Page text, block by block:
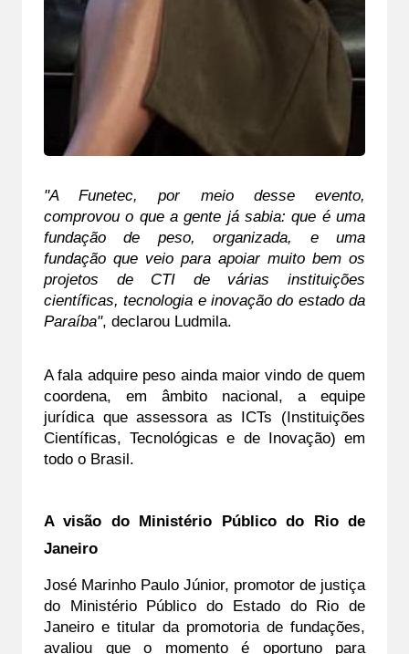
"A Funetec, por meio desse evento,
comprovou o que a gente já sabia: que é uma
fundação de peso, organizada, e uma
fundação que veio para apoiar muito bem os
projetos de CTI de várias instituições
científicas, tecnologia e inovação do estado da
Paraíba", declarou Ludmila.
A fala adquire peso ainda maior vindo de quem
coordena, em âmbito nacional, a equipe
jurídica que assessora as ICTs (Instituições
Científicas, Tecnológicas e de Inovação) em
todo o Brasil.
A visão do Ministério Público do Rio de
Janeiro
José Marinho Paulo Júnior, promotor de justiça
do Ministério Público do Estado do Rio de
Janeiro e titular da promotoria de fundações,
avaliou que o momento é oportuno para